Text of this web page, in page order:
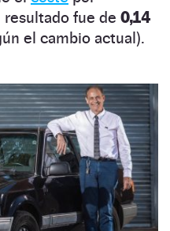
resultado fue de 0,14
el cambio actual).